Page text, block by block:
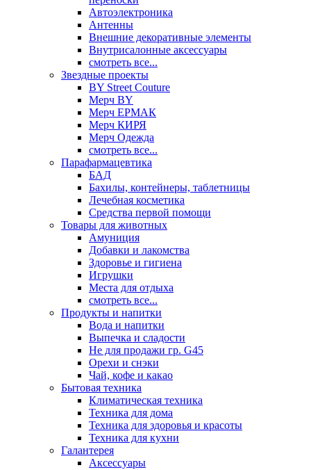
Автоэлектроника
Антенны
Внешние декоративные элементы
Внутрисалонные аксессуары
смотреть все...
Звездные проекты
BY Street Couture
Мерч BY
Мерч ЕРМАК
Мерч КИРЯ
Мерч Одежда
смотреть все...
Парафармацевтика
БАД
Бахилы, контейнеры, таблетницы
Лечебная косметика
Средства первой помощи
Товары для животных
Амуниция
Добавки и лакомства
Здоровье и гигиена
Игрушки
Места для отдыха
смотреть все...
Продукты и напитки
Вода и напитки
Выпечка и сладости
Не для продажи гр. G45
Орехи и снэки
Чай, кофе и какао
Бытовая техника
Климатическая техника
Техника для дома
Техника для здоровья и красоты
Техника для кухни
Галантерея
Аксессуары